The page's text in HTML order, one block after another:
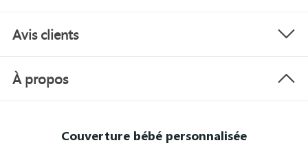
Avis clients
À propos
Couverture bébé personnalisée